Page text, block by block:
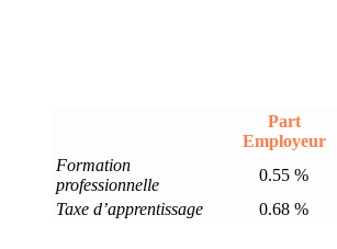
Part
Employeur
Formation
professionnelle
0.55 %
Taxe d’apprentissage
0.68 %